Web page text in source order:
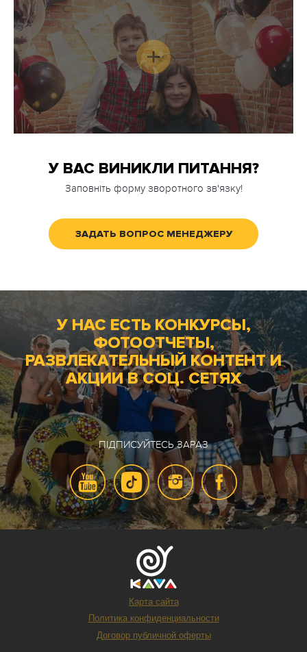
У ВАС ВИНИКЛИ ПИТАННЯ?
Заповніть форму зворотного зв'язку!
ЗАДАТЬ ВОПРОС МЕНЕДЖЕРУ
У НАС ЕСТЬ КОНКУРСЫ,
ФОТООТЧЕТЫ,
РАЗВЛЕКАТЕЛЬНЫЙ КОНТЕНТ И
АКЦИИ В СОЦ. СЕТЯХ
ПІДПИСУЙТЕСЬ ЗАРАЗ
Карта сайта
Политика конфиденциальности
Договор публичной оферты